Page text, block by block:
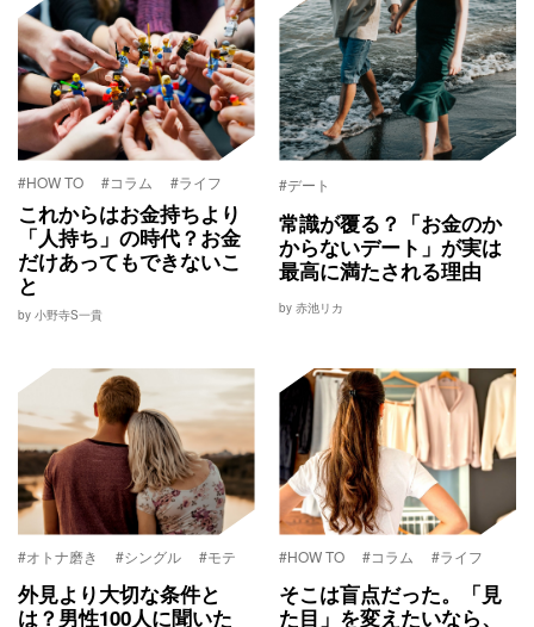
#HOW TO #コラム #ライフ
これからはお金持ちより
「人持ち」の時代？お金
だけあってもできないこ
と
by 小野寺S一貴
#デート
常識が覆る？「お金のか
からないデート」が実は
最高に満たされる理由
by 赤池リカ
#オトナ磨き #シングル #モテ
外見より大切な条件と
は？男性100人に聞いた
#HOW TO #コラム #ライフ
そこは盲点だった。「見
た目」を変えたいなら、